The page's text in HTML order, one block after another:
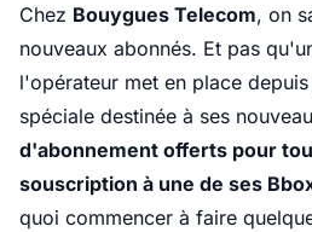
Chez Bouygues Telecom, on
nouveaux abonnés. Et pas
l'opérateur met en place
spéciale destinée à ses
d'abonnement offerts pour
souscription à une de ses
quoi commencer à faire